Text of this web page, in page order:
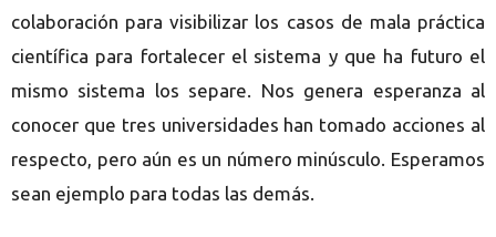
colaboración para visibilizar los casos de mala práctica
científica para fortalecer el sistema y que ha futuro el
mismo sistema los separe. Nos genera esperanza al
conocer que tres universidades han tomado acciones al
respecto, pero aún es un número minúsculo. Esperamos
sean ejemplo para todas las demás.